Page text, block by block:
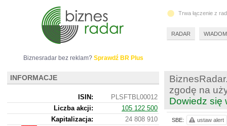
zgodę na
Dowiedz się
SBE: ustaw alert
Biznesradar bez reklam? Sprawdź BR Plus
INFORMACJE
ISIN:
PLSFTBL00012
Liczba akcji:
105 122 500
Kapitalizacja:
24 808 910
Trwa łączenie z
RADAR